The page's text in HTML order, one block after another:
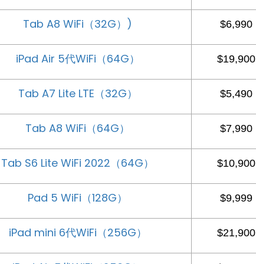
Tab A8 WiFi（32G） ) $6,990
iPad Air 5代WiFi（64G） $19,900
Tab A7 Lite LTE（32G） $5,490
Tab A8 WiFi（64G） $7,990
Tab S6 Lite WiFi 2022（64G） $10,900
Pad 5 WiFi（128G） $9,999
iPad mini 6代WiFi（256G） $21,900